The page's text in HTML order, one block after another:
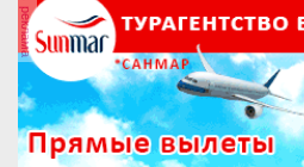
реклама